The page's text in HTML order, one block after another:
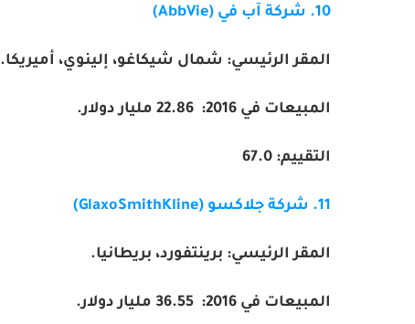
10. شركة آب في ( AbbVie
)
المقر الرئيسي: شمال شيكاغو، إلينوي، أميريكا.
المبيعات في 2016: 22.86 مليار دولار.
التقييم: 67.0
11. شركة جلاكسو GlaxoSmithKline)
)
المقر الرئيسي: برينتفورد، بريطانيا.
المبيعات في 2016: 36.55 مليار دولار.